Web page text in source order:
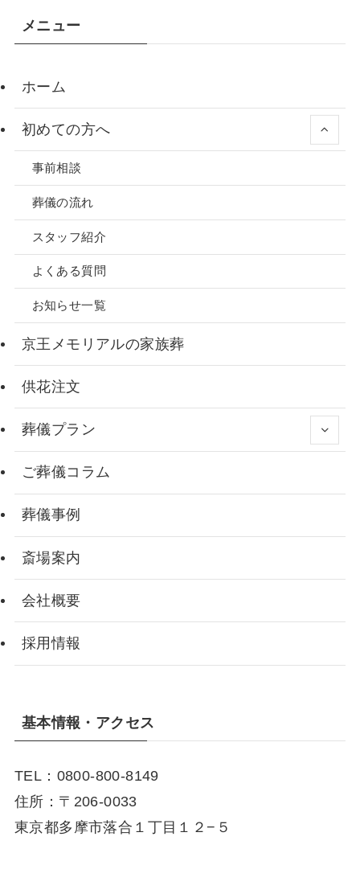
メニュー
ホーム
初めての方へ
事前相談
葬儀の流れ
スタッフ紹介
よくある質問
お知らせ一覧
京王メモリアルの家族葬
供花注文
葬儀プラン
ご葬儀コラム
葬儀事例
斎場案内
会社概要
採用情報
基本情報・アクセス
TEL：0800-800-8149
住所：〒206-0033
東京都多摩市落合１丁目１２−５